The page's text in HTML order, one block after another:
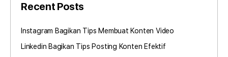
Recent Posts
Instagram Bagikan Tips Membuat Konten Video
Linkedin Bagikan Tips Posting Konten Efektif